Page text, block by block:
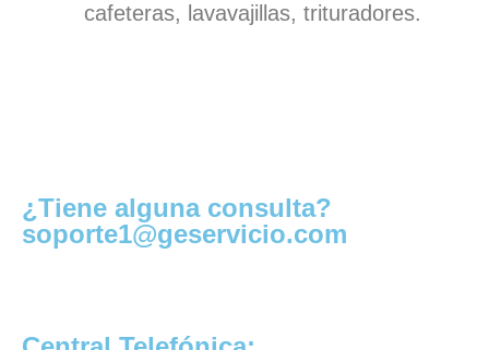
cafeteras, lavavajillas, trituradores.
¿Tiene alguna consulta?
soporte1@geservicio.com